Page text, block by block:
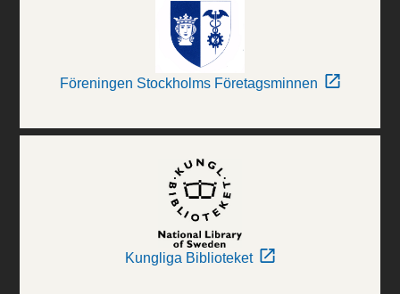
Föreningen Stockholms Företagsminnen
Kungliga Biblioteket